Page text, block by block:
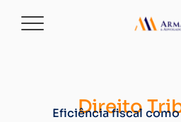
Direito
Eficiência fiscal